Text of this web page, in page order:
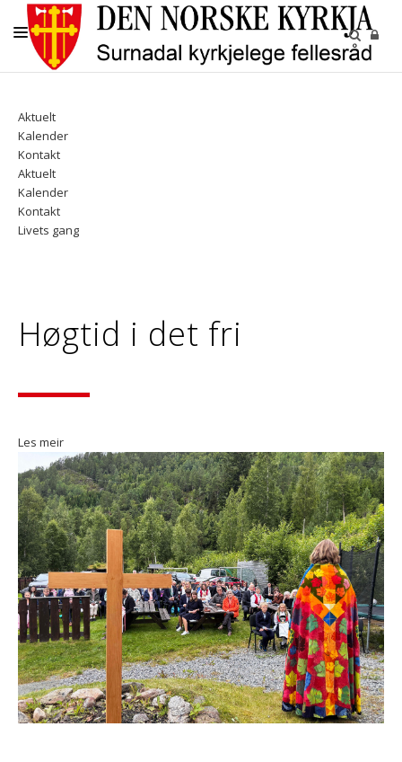
BARN OG UNGE
KYRKJENE
SOKN
KYRKJEGARDANE
Aktuelt
Kalender
Kontakt
Aktuelt
Kalender
Kontakt
Livets gang
Høgtid i det fri
Les meir